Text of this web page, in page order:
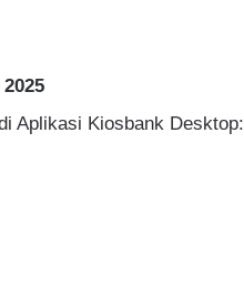
Aplikasi Kiosbank Desktop: